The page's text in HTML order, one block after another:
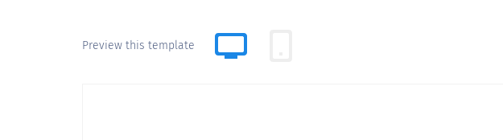
Preview this template